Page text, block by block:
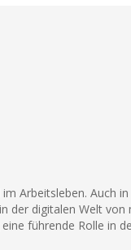
Arbeitsleben. Auch
digitalen Welt
führende Rolle in